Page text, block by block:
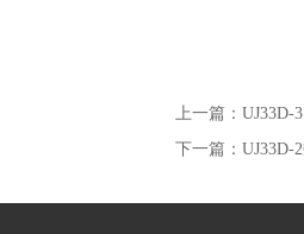
上一篇： UJ33D-
下一篇： UJ33D-